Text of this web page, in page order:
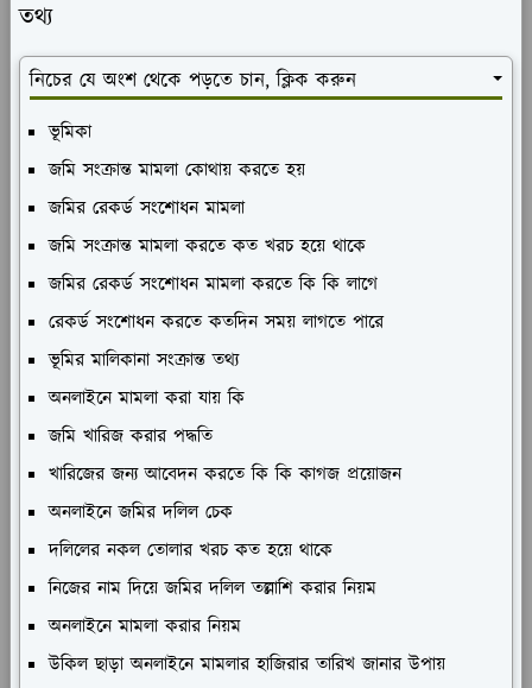
তথ্য
নিচের যে অংশ থেকে পড়তে চান, ক্লিক করুন
ভূমিকা
জমি সংক্রান্ত মামলা কোথায় করতে হয়
জমির রেকর্ড সংশোধন মামলা
জমি সংক্রান্ত মামলা করতে কত খরচ হয়ে থাকে
জমির রেকর্ড সংশোধন মামলা করতে কি কি লাগে
রেকর্ড সংশোধন করতে কতদিন সময় লাগতে পারে
ভূমির মালিকানা সংক্রান্ত তথ্য
অনলাইনে মামলা করা যায় কি
জমি খারিজ করার পদ্ধতি
খারিজের জন্য আবেদন করতে কি কি কাগজ প্রয়োজন
অনলাইনে জমির দলিল চেক
দলিলের নকল তোলার খরচ কত হয়ে থাকে
নিজের নাম দিয়ে জমির দলিল তল্লাশি করার নিয়ম
অনলাইনে মামলা করার নিয়ম
উকিল ছাড়া অনলাইনে মামলার হাজিরার তারিখ জানার উপায়